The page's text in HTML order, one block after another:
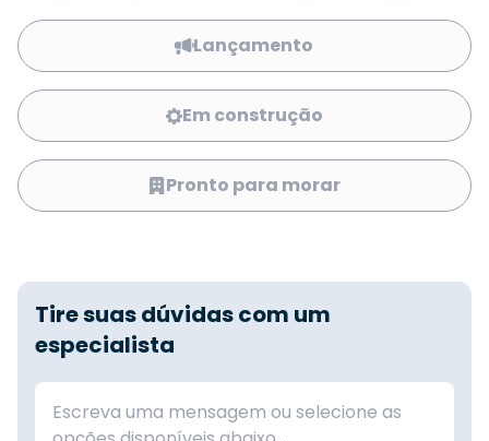
Lançamento
Em construção
Pronto para morar
Tire suas dúvidas com um
especialista